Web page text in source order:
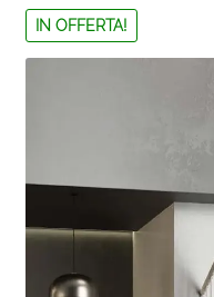
Ringhiere e balaustre
IN OFFERTA!